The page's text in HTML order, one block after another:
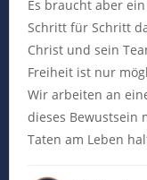
Es braucht aber
Schritt für Schritt
Christ und sein
Freiheit ist nur
Wir arbeiten an
dieses Bewustsein
Taten am Leben